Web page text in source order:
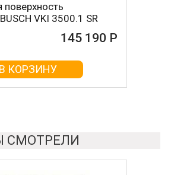
поверхность
VKI 3500.1 SR
145 190 Р
В КОРЗИНУ
СМОТРЕЛИ